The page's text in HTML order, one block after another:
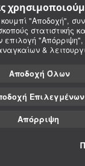
"Αποδοχή",
στατιστικής
επιλογή
&
Αποδοχή Όλων
Επιλεγμένων
Απόρριψη